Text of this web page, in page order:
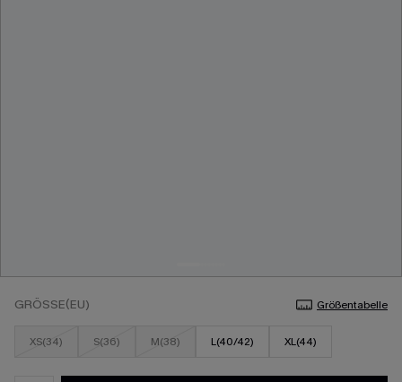
GRÖSSE(EU) Größentabelle
XS(34) S(36) M(38) L(40/42) XL(44)